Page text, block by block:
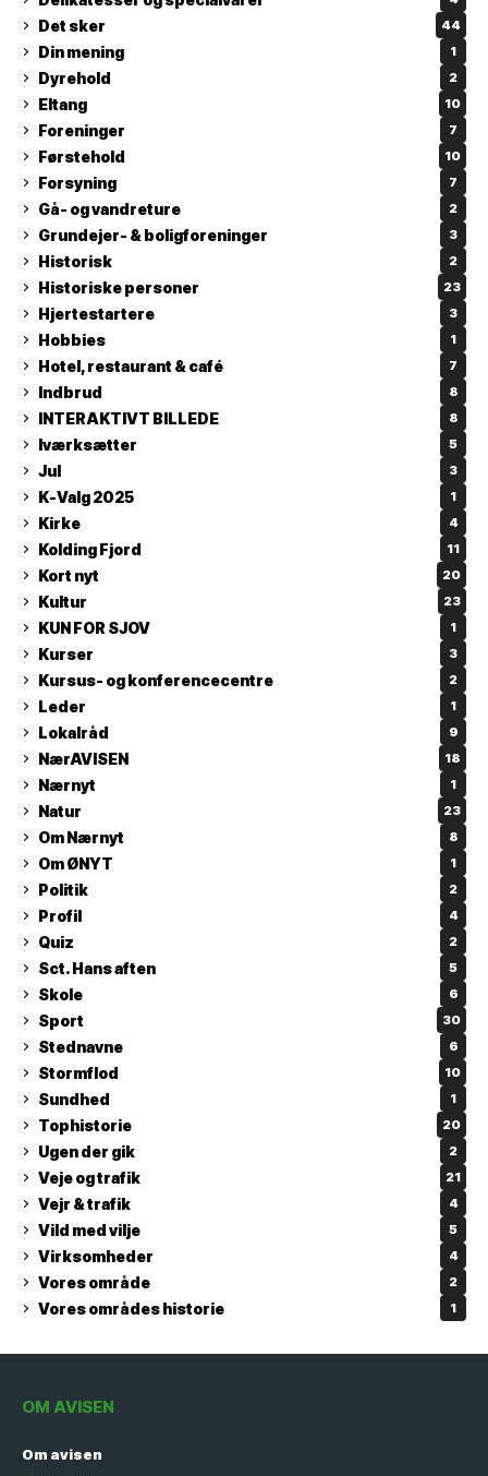
Det sker 44
Din mening 1
Dyrehold 2
Eltang 10
Foreninger 7
Førstehold 10
Forsyning 7
Gå- og vandreture 2
Grundejer- & boligforeninger 3
Historisk 2
Historiske personer 23
Hjertestartere 3
Hobbies 1
Hotel, restaurant & café 7
Indbrud 8
INTERAKTIVT BILLEDE 8
Iværksætter 5
Jul 3
K-Valg 2025 1
Kirke 4
Kolding Fjord 11
Kort nyt 20
Kultur 23
KUN FOR SJOV 1
Kurser 3
Kursus- og konferencecentre 2
Leder 1
Lokalråd 9
NærAVISEN 18
Nærnyt 1
Natur 23
Om Nærnyt 8
Om ØNYT 1
Politik 2
Profil 4
Quiz 2
Sct. Hans aften 5
Skole 6
Sport 30
Stednavne 6
Stormflod 10
Sundhed 1
Tophistorie 20
Ugen der gik 2
Veje og trafik 21
Vejr & trafik 4
Vild med vilje 5
Virksomheder 4
Vores område 2
Vores områdes historie 1
OM AVISEN
Om avisen